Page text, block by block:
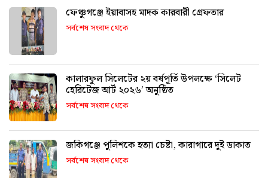
ফেঞ্চুগঞ্জে ইয়াবাসহ মাদক কারবারী গ্রেফতার
সর্বশেষ সংবাদ থেকে
কালারফুল সিলেটের ২য় বর্ষপূর্তি উপলক্ষে ‘সিলেট
হেরিটেজ আর্ট ২০২৬’ অনুষ্ঠিত
সর্বশেষ সংবাদ থেকে
জকিগঞ্জে পুলিশকে হত্যা চেষ্টা, কারাগারে দুই ডাকাত
সর্বশেষ সংবাদ থেকে